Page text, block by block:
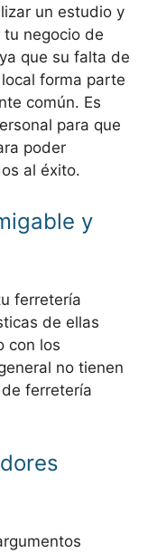
un estudio y
negocio de
que su falta de
forma parte
común. Es
para que
poder
al éxito.
y
ferretería
de ellas
con los
no tienen
ferretería